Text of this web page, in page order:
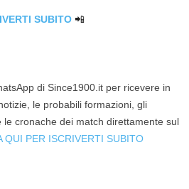
SUBITO 📲
di Since1900.it per ricevere in
le probabili formazioni, gli
cronache dei match direttamente sul
QUI PER ISCRIVERTI SUBITO